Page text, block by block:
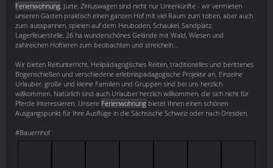
Ferienwohnung , Jurte, Zirkuswagen sind nicht nur Unterkünfte - wir vermieten
unseren Gästen praktisch einen ganzen Hof mit viel Raum zum toben, aber auch
zum ausspannen, spielen auf dem Heuboden, Schaukel, Sandplatz,
Lagerfeuerstelle, 26 ha wunderschönes Gelände mit Wald, Wiesen und
zahlreichen Hoftieren zum beobachten und streicheln...
Wir bieten Reitunterricht, Heilpädagogisches Reiten, traditionelles und berittenes
Bogenschießen und verschiedene erlebnispädagogische Projekte an. Einzelne
Urlauber, große und kleine Familien und Gruppen sind bei uns herzlich
willkommen. Natürlich sind auch Urlauber herzlich willkommen, die sich nicht für
Pferde interessieren. Unsere Ferienwohnung bietet Ihnen einen schönen
Ausgangspunkt für Ihre Ausflüge in die Sächsische Schweiz oder nach Dresden.
#Bauernhof